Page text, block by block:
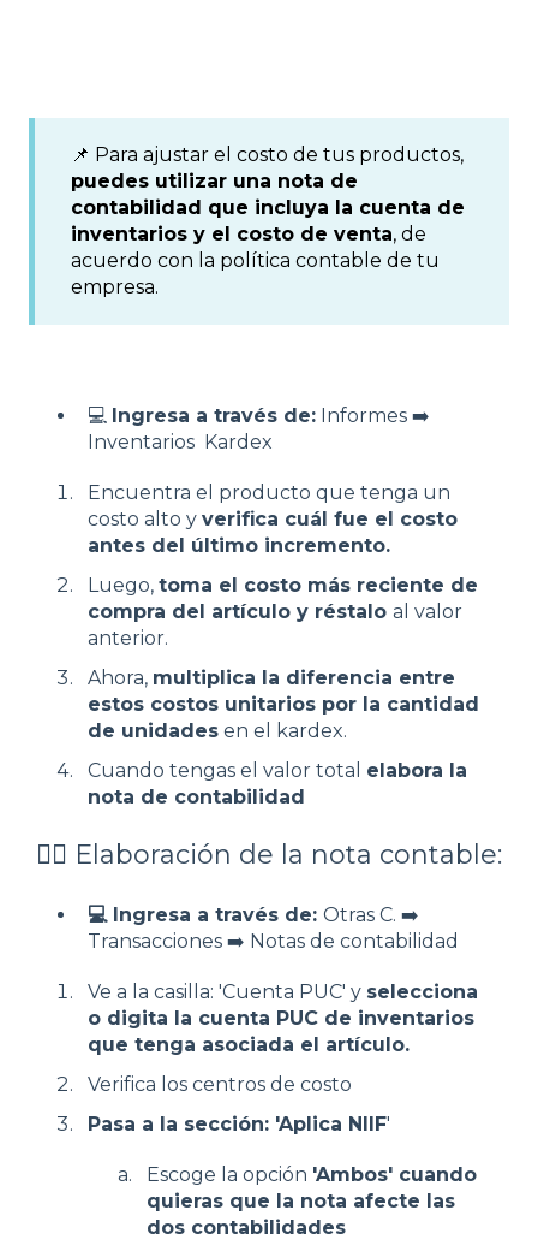
📌 Para ajustar el costo de tus productos,
puedes utilizar una nota de
contabilidad que incluya la cuenta de
inventarios y el costo de venta, de
acuerdo con la política contable de tu
empresa.
💻 Ingresa a través de: Informes ➡️
Inventarios Kardex
Encuentra el producto que tenga un
costo alto y verifica cuál fue el costo
antes del último incremento.
Luego, toma el costo más reciente de
compra del artículo y réstalo al valor
anterior.
Ahora, multiplica la diferencia entre
estos costos unitarios por la cantidad
de unidades en el kardex.
Cuando tengas el valor total elabora la
nota de contabilidad
✍🏻 Elaboración de la nota contable:
💻 Ingresa a través de: Otras C. ➡️
Transacciones ➡️ Notas de contabilidad
Ve a la casilla: 'Cuenta PUC' y selecciona
o digita la cuenta PUC de inventarios
que tenga asociada el artículo.
Verifica los centros de costo
Pasa a la sección: 'Aplica NIIF'
Escoge la opción 'Ambos' cuando
quieras que la nota afecte las
dos contabilidades